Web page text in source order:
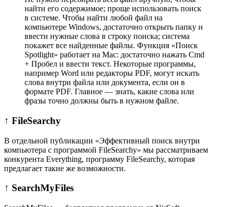
найти его содержимое; проще использовать поиск
в системе. Чтобы найти любой файл на
компьютере Windows, достаточно открыть папку и
ввести нужные слова в строку поиска; система
покажет все найденные файлы. Функция «Поиск
Spotlight» работает на Mac: достаточно нажать Cmd
+ Пробел и ввести текст. Некоторые программы,
например Word или редакторы PDF, могут искать
слова внутри файла или документа, если он в
формате PDF. Главное — знать, какие слова или
фразы точно должны быть в нужном файле.
↑ FileSearchy
В отдельной публикации «Эффективный поиск внутри
компьютера с программой FileSearchy» мы рассматриваем
конкурента Everything, программу FileSearchy, которая
предлагает такие же возможности.
↑ SearchMyFiles